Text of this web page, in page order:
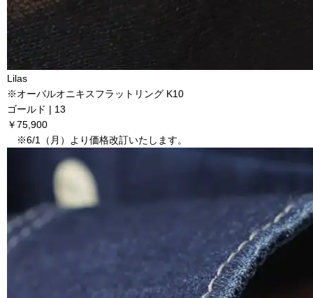
Lilas
※オーバルオニキスフラットリング K10
ゴールド | 13
￥75,900
※6/1（月）より価格改訂いたします。